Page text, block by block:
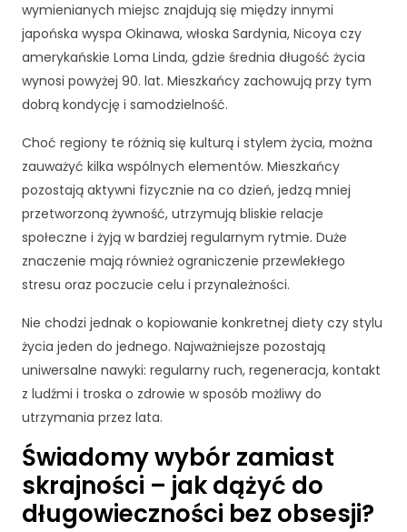
wymienianych miejsc znajdują się między innymi
japońska wyspa Okinawa, włoska Sardynia, Nicoya czy
amerykańskie Loma Linda, gdzie średnia długość życia
wynosi powyżej 90. lat. Mieszkańcy zachowują przy tym
dobrą kondycję i samodzielność.
Choć regiony te różnią się kulturą i stylem życia, można
zauważyć kilka wspólnych elementów. Mieszkańcy
pozostają aktywni fizycznie na co dzień, jedzą mniej
przetworzoną żywność, utrzymują bliskie relacje
społeczne i żyją w bardziej regularnym rytmie. Duże
znaczenie mają również ograniczenie przewlekłego
stresu oraz poczucie celu i przynależności.
Nie chodzi jednak o kopiowanie konkretnej diety czy stylu
życia jeden do jednego. Najważniejsze pozostają
uniwersalne nawyki: regularny ruch, regeneracja, kontakt
z ludźmi i troska o zdrowie w sposób możliwy do
utrzymania przez lata.
Świadomy wybór zamiast
skrajności – jak dążyć do
długowieczności bez obsesji?
n
k
c
j
o
o
a
n
i
a
tr
o
y
i
n
t
r
n
e
t
w